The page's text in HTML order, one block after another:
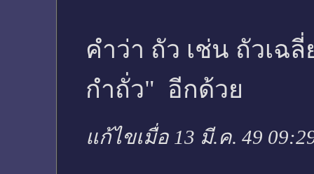
คำว่า ถัว เช่น ถัวเฉ
กำถั่ว" อีกด้วย
แก้ไขเมื่อ 13 มี.ค. 49